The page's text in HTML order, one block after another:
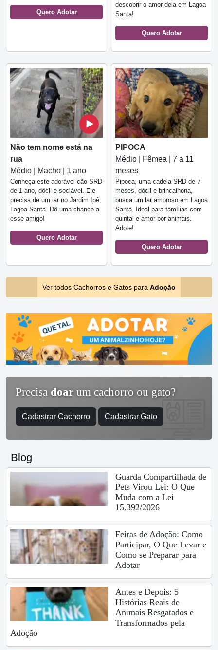
Quero Adotar
descobrir o amor dela em Lagoa
Santa!
Quero Adotar
Não tem nome está na
rua
Médio | Macho | 1 ano
Conheça este adorável cão SRD
de 1 ano, dócil e sociável. Ele
precisa de um lar no Jardim Ipê,
Lagoa Santa. Dê uma chance a
esse amigo!
Quero Adotar
PIPOCA
Médio | Fêmea | 7 a 11
meses
Pipoca, uma cadela SRD de 7
meses, dócil e brincalhona,
busca um lar amoroso em Lagoa
Santa. Ideal para famílias com
quintal e amor por animais.
Adote!
Quero Adotar
Ver todos Cachorros e Gatos para Adoção
Precisa doar um cachorro ou gato?
Cadastrar Cachorro Cadastrar Gato
Blog
Guarda Compartilhada de
Pets Virou Lei: O Que
Muda com a Lei
15.392/2026
Feiras de Adoção: Como
Participar, O Que Levar e
Como se Preparar para
Adotar
Antes e Depois: 5
Histórias Reais de
Animais Resgatados e
Transformados pela
Adoção